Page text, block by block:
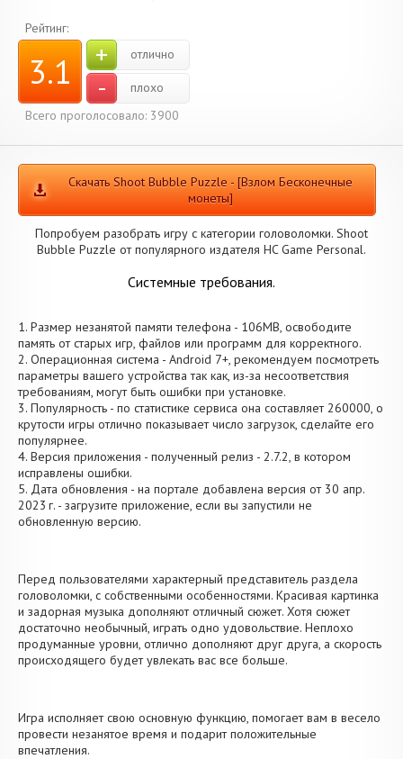
Рейтинг:
3.1 + отлично
-
плохо
Всего проголосовало: 3900
Скачать Shoot Bubble Puzzle - [Взлом Бесконечные
монеты]
Попробуем разобрать игру с категории головоломки. Shoot
Bubble Puzzle от популярного издателя HC Game Personal.
Системные требования.
1. Размер незанятой памяти телефона - 106MB, освободите
память от старых игр, файлов или программ для корректного.
2. Операционная система - Android 7+, рекомендуем посмотреть
параметры вашего устройства так как, из-за несоответствия
требованиям, могут быть ошибки при установке.
3. Популярность - по статистике сервиса она составляет 260000, о
крутости игры отлично показывает число загрузок, сделайте его
популярнее.
4. Версия приложения - полученный релиз - 2.7.2, в котором
исправлены ошибки.
5. Дата обновления - на портале добавлена версия от 30 апр.
2023 г. - загрузите приложение, если вы запустили не
обновленную версию.
Перед пользователями характерный представитель раздела
головоломки, с собственными особенностями. Красивая картинка
и задорная музыка дополняют отличный сюжет. Хотя сюжет
достаточно необычный, играть одно удовольствие. Неплохо
продуманные уровни, отлично дополняют друг друга, а скорость
происходящего будет увлекать вас все больше.
Игра исполняет свою основную функцию, помогает вам в весело
провести незанятое время и подарит положительные
впечатления.